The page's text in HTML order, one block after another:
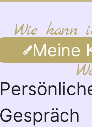
Wie kann
Meine
Gespräch